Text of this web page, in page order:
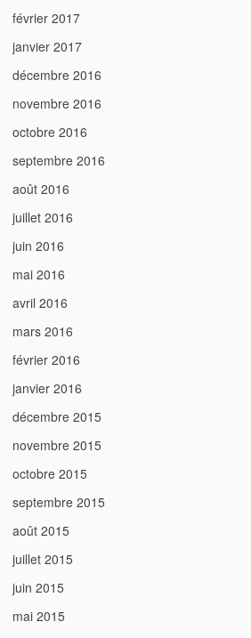
février 2017
janvier 2017
décembre 2016
novembre 2016
octobre 2016
septembre 2016
août 2016
juillet 2016
juin 2016
mai 2016
avril 2016
mars 2016
février 2016
janvier 2016
décembre 2015
novembre 2015
octobre 2015
septembre 2015
août 2015
juillet 2015
juin 2015
mai 2015